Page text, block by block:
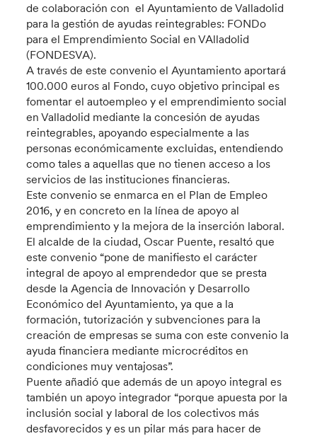
de colaboración con el Ayuntamiento de Valladolid
para la gestión de ayudas reintegrables: FONDo
para el Emprendimiento Social en VAlladolid
(FONDESVA).
A través de este convenio el Ayuntamiento aportará
100.000 euros al Fondo, cuyo objetivo principal es
fomentar el autoempleo y el emprendimiento social
en Valladolid mediante la concesión de ayudas
reintegrables, apoyando especialmente a las
personas económicamente excluidas, entendiendo
como tales a aquellas que no tienen acceso a los
servicios de las instituciones financieras.
Este convenio se enmarca en el Plan de Empleo
2016, y en concreto en la línea de apoyo al
emprendimiento y la mejora de la inserción laboral.
El alcalde de la ciudad, Oscar Puente, resaltó que
este convenio “pone de manifiesto el carácter
integral de apoyo al emprendedor que se presta
desde la Agencia de Innovación y Desarrollo
Económico del Ayuntamiento, ya que a la
formación, tutorización y subvenciones para la
creación de empresas se suma con este convenio la
ayuda financiera mediante microcréditos en
condiciones muy ventajosas”.
Puente añadió que además de un apoyo integral es
también un apoyo integrador “porque apuesta por la
inclusión social y laboral de los colectivos más
desfavorecidos y es un pilar más para hacer de